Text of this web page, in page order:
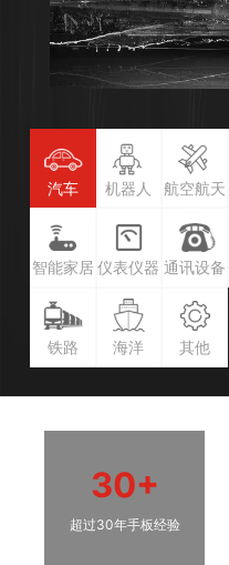
汽车 机器人 航空航天
智能家居 仪表仪器 通讯设备
铁路 海洋 其他
30+
超过30年手板经验